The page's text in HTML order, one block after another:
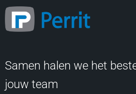
Samen halen we het
jouw team